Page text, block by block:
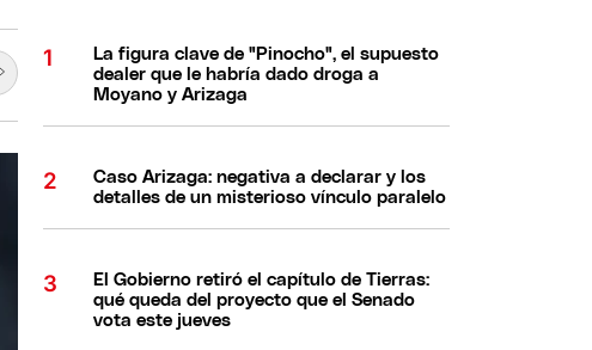
La figura clave de "Pinocho", el supuesto
dealer que le habría dado droga a
Moyano y Arizaga
Caso Arizaga: negativa a declarar y los
detalles de un misterioso vínculo paralelo
El Gobierno retiró el capítulo de Tierras:
qué queda del proyecto que el Senado
vota este jueves